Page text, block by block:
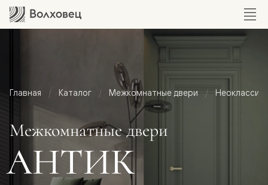
Главная Каталог Межкомнатные двери Неоклассика
Межкомнатные двери
АНТИК